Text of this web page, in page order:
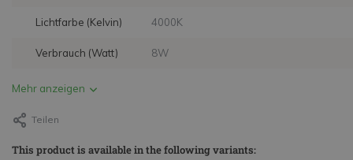
Lichtfarbe (Kelvin) 4000K
Verbrauch (Watt) 8W
Mehr anzeigen
Teilen
This product is available in the following variants: